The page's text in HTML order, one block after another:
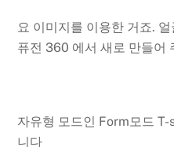
요 이미지를 이용한 거죠.
퓨전 360 에서 새로 만들어
자유형 모드인 Form모드
니다